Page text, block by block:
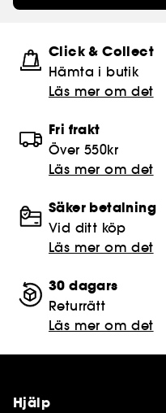
Click & Collect
Hämta i butik​
Läs mer om det
Fri frakt
Över 550kr
Läs mer om det
Säker betalning
Vid ditt köp
Läs mer om det
30 dagars
Returrätt
Läs mer om det
Hjälp